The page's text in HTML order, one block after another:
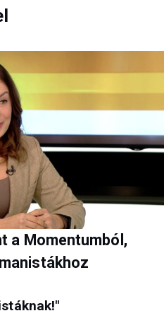
a Momentumból,